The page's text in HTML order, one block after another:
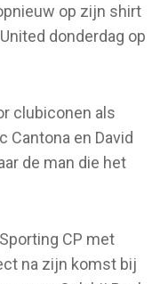
op zijn shirt
donderdag op
clubiconen als
Cantona en David
de man die het
CP met
na zijn komst bij